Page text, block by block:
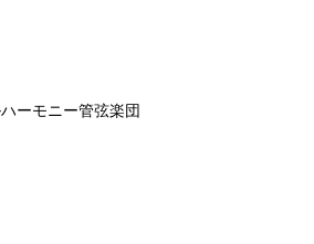
ーモニー管弦楽団